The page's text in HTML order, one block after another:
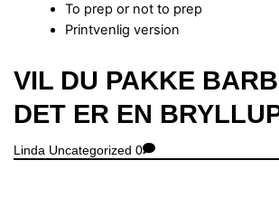
To prep or not to prep
Printvenlig version
Close
Menu
VIL DU PAKKE
DET ER EN
Linda Uncategorized 0